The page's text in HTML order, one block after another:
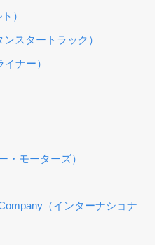
）
スタートラック）
ナー）
・モーターズ）
（インターナショナ